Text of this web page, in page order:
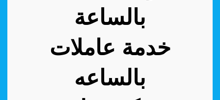
بالساعة
خدمة عاملات
بالساعه